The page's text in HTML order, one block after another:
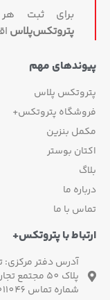
برای ثبت هر
پتروتکس‏‌پلاساقدام
مهم
پلاس
پتروتکس+
بنزین
بوستر
ما
با ما
با پتروتکس+
آدرس دفتر مرکزی:
پلاک 50 مجتمع تجاری مریم، طبقه 3، واحد 3
شماره تماس 02122011046